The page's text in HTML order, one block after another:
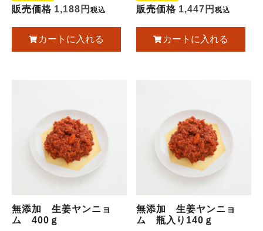
販売価格 1,188 税込
カートに入れる
販売価格 1,447 税込
カートに入れる
無添加 生姜ヤンニョ
ム 400ｇ
無添加 生姜ヤンニョ
ム 瓶入り140ｇ